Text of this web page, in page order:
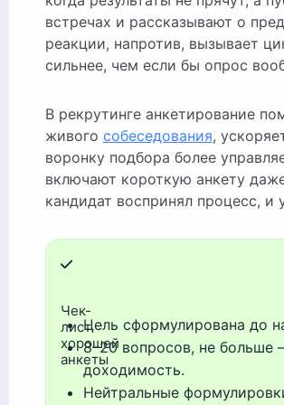
встречах и рассказывают о
реакции, напротив, вызывает
сильнее, чем если бы опрос
В рекрутинге анкетирование
живого собеседования,
воронку подбора более
включают короткую анкету
кандидат воспринял процесс,
Чек-
лист
хорошей
анкеты
Цель сформулирована до
8–20 вопросов, не
доходимость.
Нейтральные